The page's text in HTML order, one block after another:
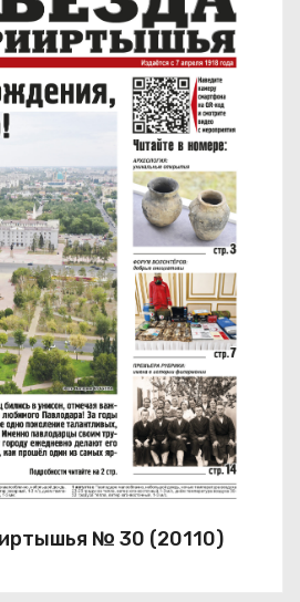
№ 30 (20110)